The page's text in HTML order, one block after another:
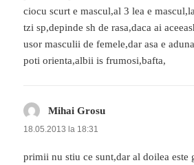
ciocu scurt e mascul,al 3 lea e
tzi sp,depinde sh de rasa,daca ai
usor masculii de femele,dar asa e
poti orienta,albii is frumosi,bafta,
Mihai Grosu
18.05.2013 la 18:31
primii nu stiu ce sunt,dar al doilea este